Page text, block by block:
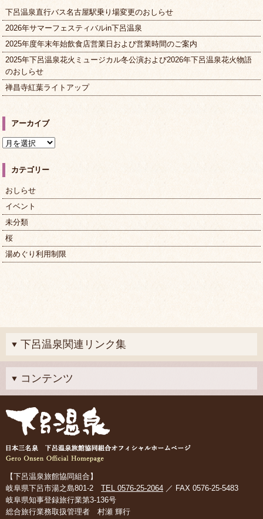
下呂温泉直行バス名古屋駅乗り場変更のおしらせ
2026年サマーフェスティバルin下呂温泉
2025年度年末年始飲食店営業日および営業時間のご案内
2025年下呂温泉花火ミュージカル冬公演および2026年下呂温泉花火物語
のおしらせ
禅昌寺紅葉ライトアップ
アーカイブ
ア
カ
イ
ブ
カテゴリー
おしらせ
イベント
未分類
桜
湯めぐり利用制限
下呂温泉関連リンク集
コンテンツ
【下呂温泉旅館協同組合】
岐阜県下呂市湯之島801-2 TEL 0576-25-2064 ／ FAX 0576-25-5483
岐阜県知事登録旅行業第3-136号
総合旅行業務取扱管理者 村瀬 輝行